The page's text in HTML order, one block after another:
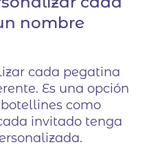
nombre
cada pegatina
Es una opción
como
invitado tenga